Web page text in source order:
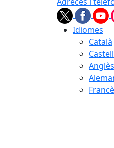
Idiomes
Català
Anglès